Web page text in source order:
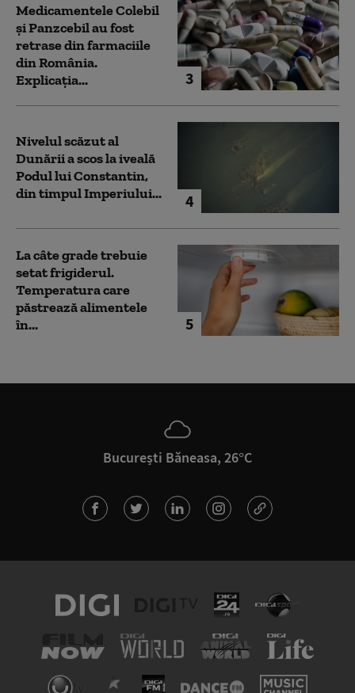
3
Medicamentele Colebil
și Panzcebil au fost
retrase din farmaciile
din România.
Explicația...
4
Nivelul scăzut al
Dunării a scos la iveală
Podul lui Constantin,
din timpul Imperiului...
5
La câte grade trebuie
setat frigiderul.
Temperatura care
păstrează alimentele
în...
București Băneasa, 26°C